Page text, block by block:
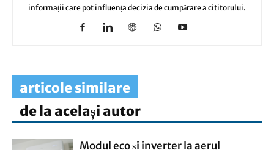
informații care pot influența decizia de cumpărare a cititorului.
articole similare
de la același autor
Modul eco și inverter la aerul